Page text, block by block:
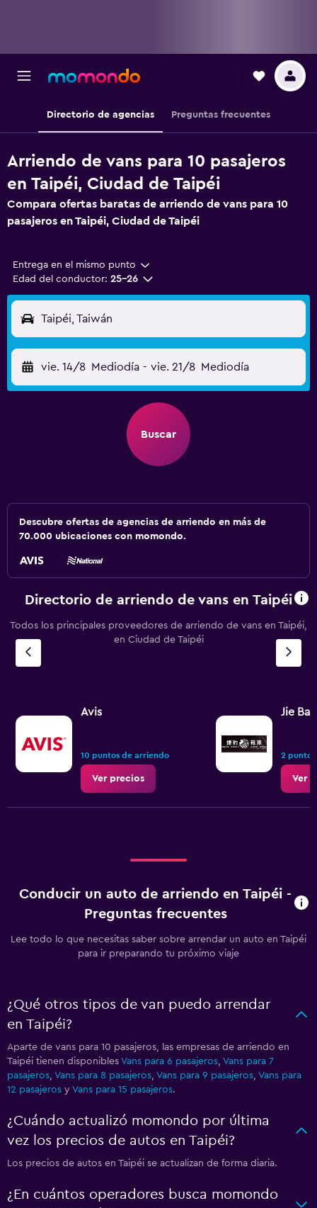
Directorio de agencias Preguntas frecuentes
Arriendo de vans para 10 pasajeros
en Taipéi, Ciudad de Taipéi
Compara ofertas baratas de arriendo de vans para 10
pasajeros en Taipéi, Ciudad de Taipéi
Entrega en el mismo punto
Edad del conductor: 25-26
Taipéi, Taiwán
vie. 14/8 Mediodía - vie. 21/8 Mediodía
Buscar
Descubre ofertas de agencias de arriendo en más de
70.000 ubicaciones con momondo.
Directorio de arriendo de vans en Taipéi
Todos los principales proveedores de arriendo de vans en Taipéi,
en Ciudad de Taipéi
Avis
10 puntos de arriendo
Ver precios
Jie Bao
2
Ver
Conducir un auto de arriendo en Taipéi -
Preguntas frecuentes
Lee todo lo que necesitas saber sobre arrendar un auto en Taipéi
para ir preparando tu próximo viaje
¿Qué otros tipos de van puedo arrendar
en Taipéi?
Aparte de vans para 10 pasajeros, las empresas de arriendo en
Taipéi tienen disponibles Vans para 6 pasajeros, Vans para 7
pasajeros, Vans para 8 pasajeros, Vans para 9 pasajeros, Vans para
12 pasajeros y Vans para 15 pasajeros.
¿Cuándo actualizó momondo por última
vez los precios de autos en Taipéi?
Los precios de autos en Taipéi se actualizan de forma diaria.
¿En cuántos operadores busca momondo